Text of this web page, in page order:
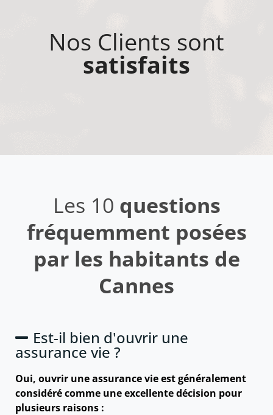
Nos Clients sont
satisfaits
Les 10 questions
fréquemment posées
par les habitants de
Cannes
Est-il bien d'ouvrir une
assurance vie ?
Oui, ouvrir une assurance vie est généralement
considéré comme une excellente décision pour
plusieurs raisons :